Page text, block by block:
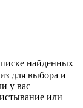
найденных
для выбора и
у вас
или